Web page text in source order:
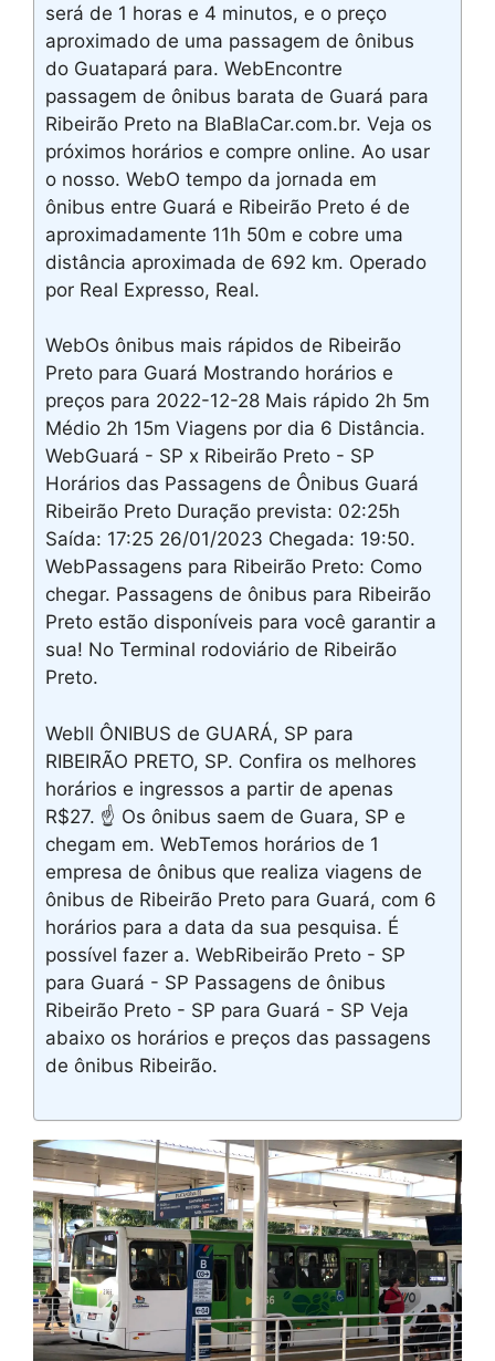
será de 1 horas e 4 minutos, e o preço
aproximado de uma passagem de ônibus
do Guatapará para. WebEncontre
passagem de ônibus barata de Guará para
Ribeirão Preto na BlaBlaCar.com.br. Veja os
próximos horários e compre online. Ao usar
o nosso. WebO tempo da jornada em
ônibus entre Guará e Ribeirão Preto é de
aproximadamente 11h 50m e cobre uma
distância aproximada de 692 km. Operado
por Real Expresso, Real.
WebOs ônibus mais rápidos de Ribeirão
Preto para Guará Mostrando horários e
preços para 2022-12-28 Mais rápido 2h 5m
Médio 2h 15m Viagens por dia 6 Distância.
WebGuará - SP x Ribeirão Preto - SP
Horários das Passagens de Ônibus Guará
Ribeirão Preto Duração prevista: 02:25h
Saída: 17:25 26/01/2023 Chegada: 19:50.
WebPassagens para Ribeirão Preto: Como
chegar. Passagens de ônibus para Ribeirão
Preto estão disponíveis para você garantir a
sua! No Terminal rodoviário de Ribeirão
Preto.
Webll ÔNIBUS de GUARÁ, SP para
RIBEIRÃO PRETO, SP. Confira os melhores
horários e ingressos a partir de apenas
R$27. ☝ Os ônibus saem de Guara, SP e
chegam em. WebTemos horários de 1
empresa de ônibus que realiza viagens de
ônibus de Ribeirão Preto para Guará, com 6
horários para a data da sua pesquisa. É
possível fazer a. WebRibeirão Preto - SP
para Guará - SP Passagens de ônibus
Ribeirão Preto - SP para Guará - SP Veja
abaixo os horários e preços das passagens
de ônibus Ribeirão.